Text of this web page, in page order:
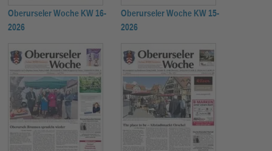
Oberurseler Woche KW 16-
2026
Oberurseler Woche KW 15-
2026